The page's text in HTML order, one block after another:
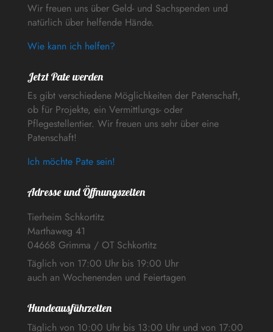
Wir freuen uns über Geld- und Sachspenden und
natürlich über helfende Hände.
Wie kann ich helfen?
Jetzt Pate werden
Es gibt verschiedene Möglichkeiten der Patenschaft,
ob für Projekte, ein Vermittlungs- oder
Pflegestellentier. Wir freuen uns sehr über eine
Patenschaft!
Ich möchte Pate sein!
Adresse und Öffnungszeiten
Tierheim Schkortitz
Marthaweg 41
04668 Grimma / OT Schkortitz
Täglich von 17:00 Uhr bis 19:00 Uhr
auch an Wochenenden und Feiertagen
Hundeausführzeiten
Täglich von 10:00 Uhr bis 13:00 Uhr und von 17:00